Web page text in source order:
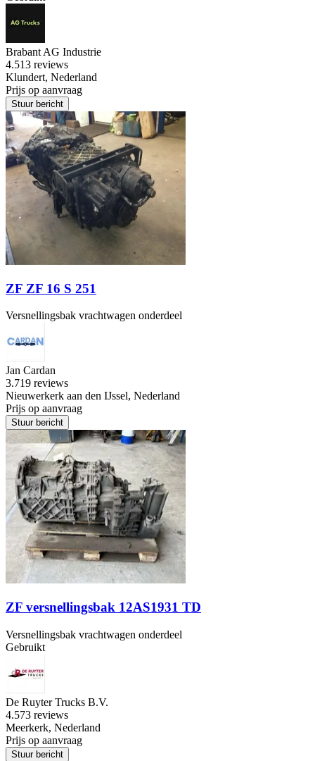
Brabant AG Industrie
4.513 reviews
Klundert, Nederland
Prijs op aanvraag
Stuur bericht
ZF ZF 16 S 251
Versnellingsbak vrachtwagen onderdeel
Jan Cardan
3.719 reviews
Nieuwerkerk aan den IJssel, Nederland
Prijs op aanvraag
Stuur bericht
ZF versnellingsbak 12AS1931 TD
Versnellingsbak vrachtwagen onderdeel
Gebruikt
De Ruyter Trucks B.V.
4.573 reviews
Meerkerk, Nederland
Prijs op aanvraag
Stuur bericht